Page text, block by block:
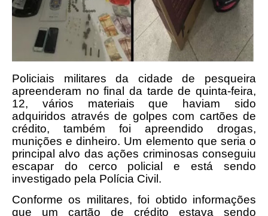
Policiais militares da cidade de pesqueira
apreenderam no final da tarde de quinta-feira,
12, vários materiais que haviam sido
adquiridos através de golpes com cartões de
crédito, também foi apreendido drogas,
munições e dinheiro. Um elemento que seria o
principal alvo das ações criminosas conseguiu
escapar do cerco policial e está sendo
investigado pela Polícia Civil.
Conforme os militares, foi obtido informações
que um cartão de crédito estava sendo